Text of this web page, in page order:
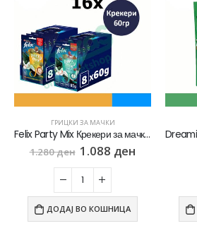
ГРИЦКИ ЗА МАЧКИ
Felix Party Mix Крекери за мачки [сет 16х Кесичка 60гр]
1.280ден 1.088 ден
ДОДАЈ ВО КОШНИЦА